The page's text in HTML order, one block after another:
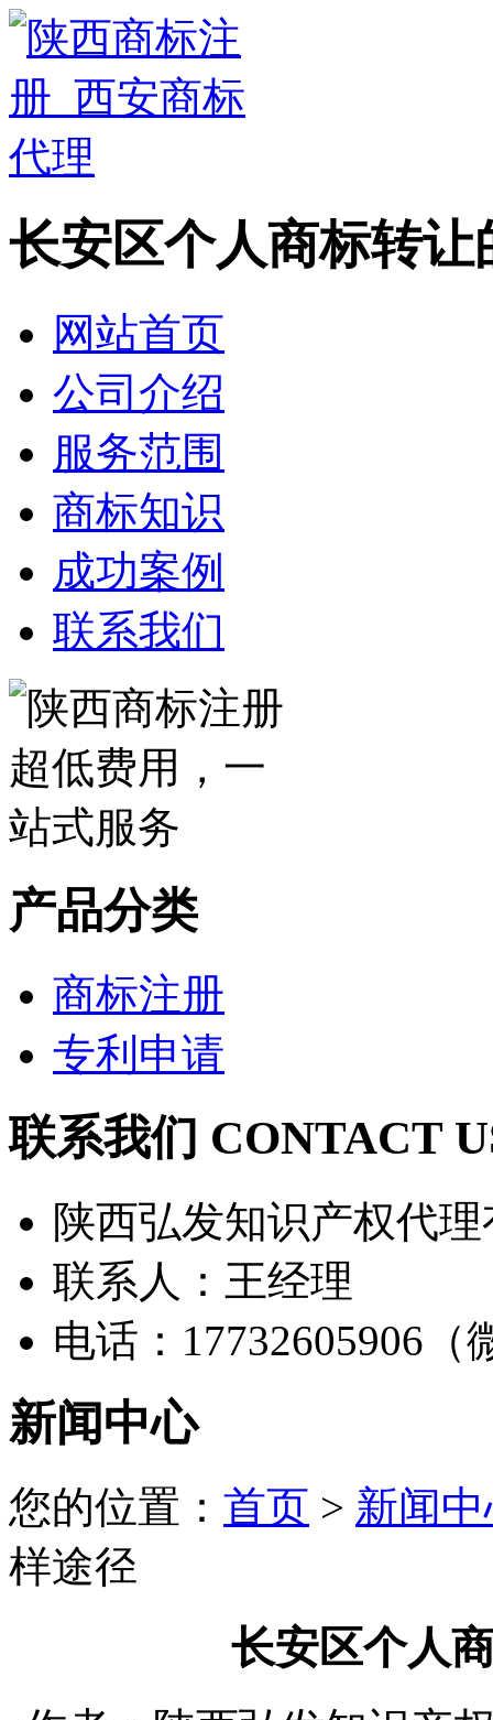
长安区个人商标转让
网站首页
公司介绍
服务范围
商标知识
成功案例
联系我们
产品分类
商标注册
专利申请
联系我们 CONTACT
陕西弘发知识产权代
联系人：王经理
电话：17732605906（
新闻中心
您的位置： 首页 > 新闻
样途径
长安区个人